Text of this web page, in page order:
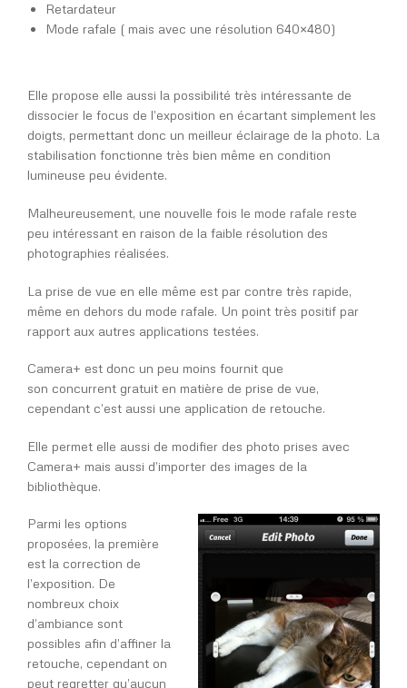
Retardateur
Mode rafale ( mais avec une résolution 640×480)
Elle propose elle aussi la possibilité très intéressante de
dissocier le focus de l’exposition en écartant simplement les
doigts, permettant donc un meilleur éclairage de la photo. La
stabilisation fonctionne très bien même en condition
lumineuse peu évidente.
Malheureusement, une nouvelle fois le mode rafale reste
peu intéressant en raison de la faible résolution des
photographies réalisées.
La prise de vue en elle même est par contre très rapide,
même en dehors du mode rafale. Un point très positif par
rapport aux autres applications testées.
Camera+ est donc un peu moins fournit que
son concurrent gratuit en matière de prise de vue,
cependant c’est aussi une application de retouche.
Elle permet elle aussi de modifier des photo prises avec
Camera+ mais aussi d’importer des images de la
bibliothèque.
Parmi les options
proposées, la première
est la correction de
l’exposition. De
nombreux choix
d’ambiance sont
possibles afin d’affiner la
retouche, cependant on
peut regretter qu’aucun